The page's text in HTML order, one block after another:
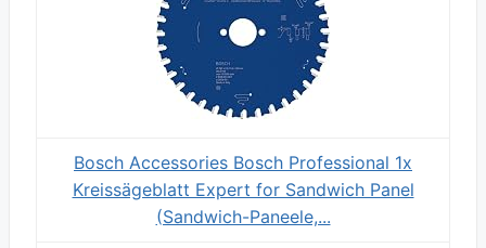
Bosch Accessories Bosch Professional 1x
Kreissägeblatt Expert for Sandwich Panel
(Sandwich-Paneele,...